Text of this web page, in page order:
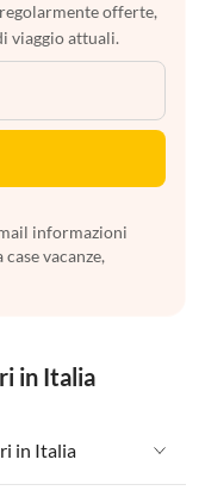
offerte,
viaggio attuali.
informazioni
vacanze,
in Italia
in Italia